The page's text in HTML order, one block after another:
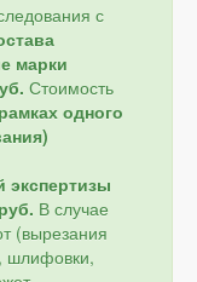
с
марки
Стоимость
одного
экспертизы
В случае
(вырезания
шлифовки,